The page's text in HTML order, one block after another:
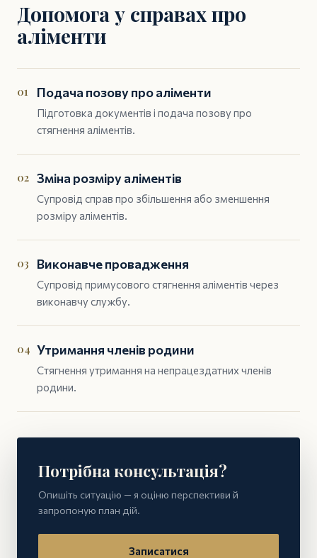
Допомога у справах про
аліменти
01 Подача позову про аліменти
Підготовка документів і подача позову про
стягнення аліментів.
02 Зміна розміру аліментів
Супровід справ про збільшення або зменшення
розміру аліментів.
03 Виконавче провадження
Супровід примусового стягнення аліментів через
виконавчу службу.
04 Утримання членів родини
Стягнення утримання на непрацездатних членів
родини.
Потрібна консультація?
Опишіть ситуацію — я оціню перспективи й
запропоную план дій.
Записатися